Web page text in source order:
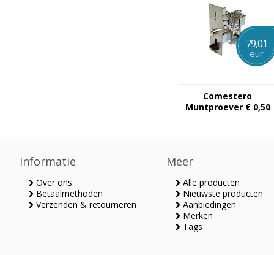
79,01
eur
Comestero
Muntproever € 0,50
Informatie
Over ons
Betaalmethoden
Verzenden & retourneren
Meer
Alle producten
Nieuwste producten
Aanbiedingen
Merken
Tags